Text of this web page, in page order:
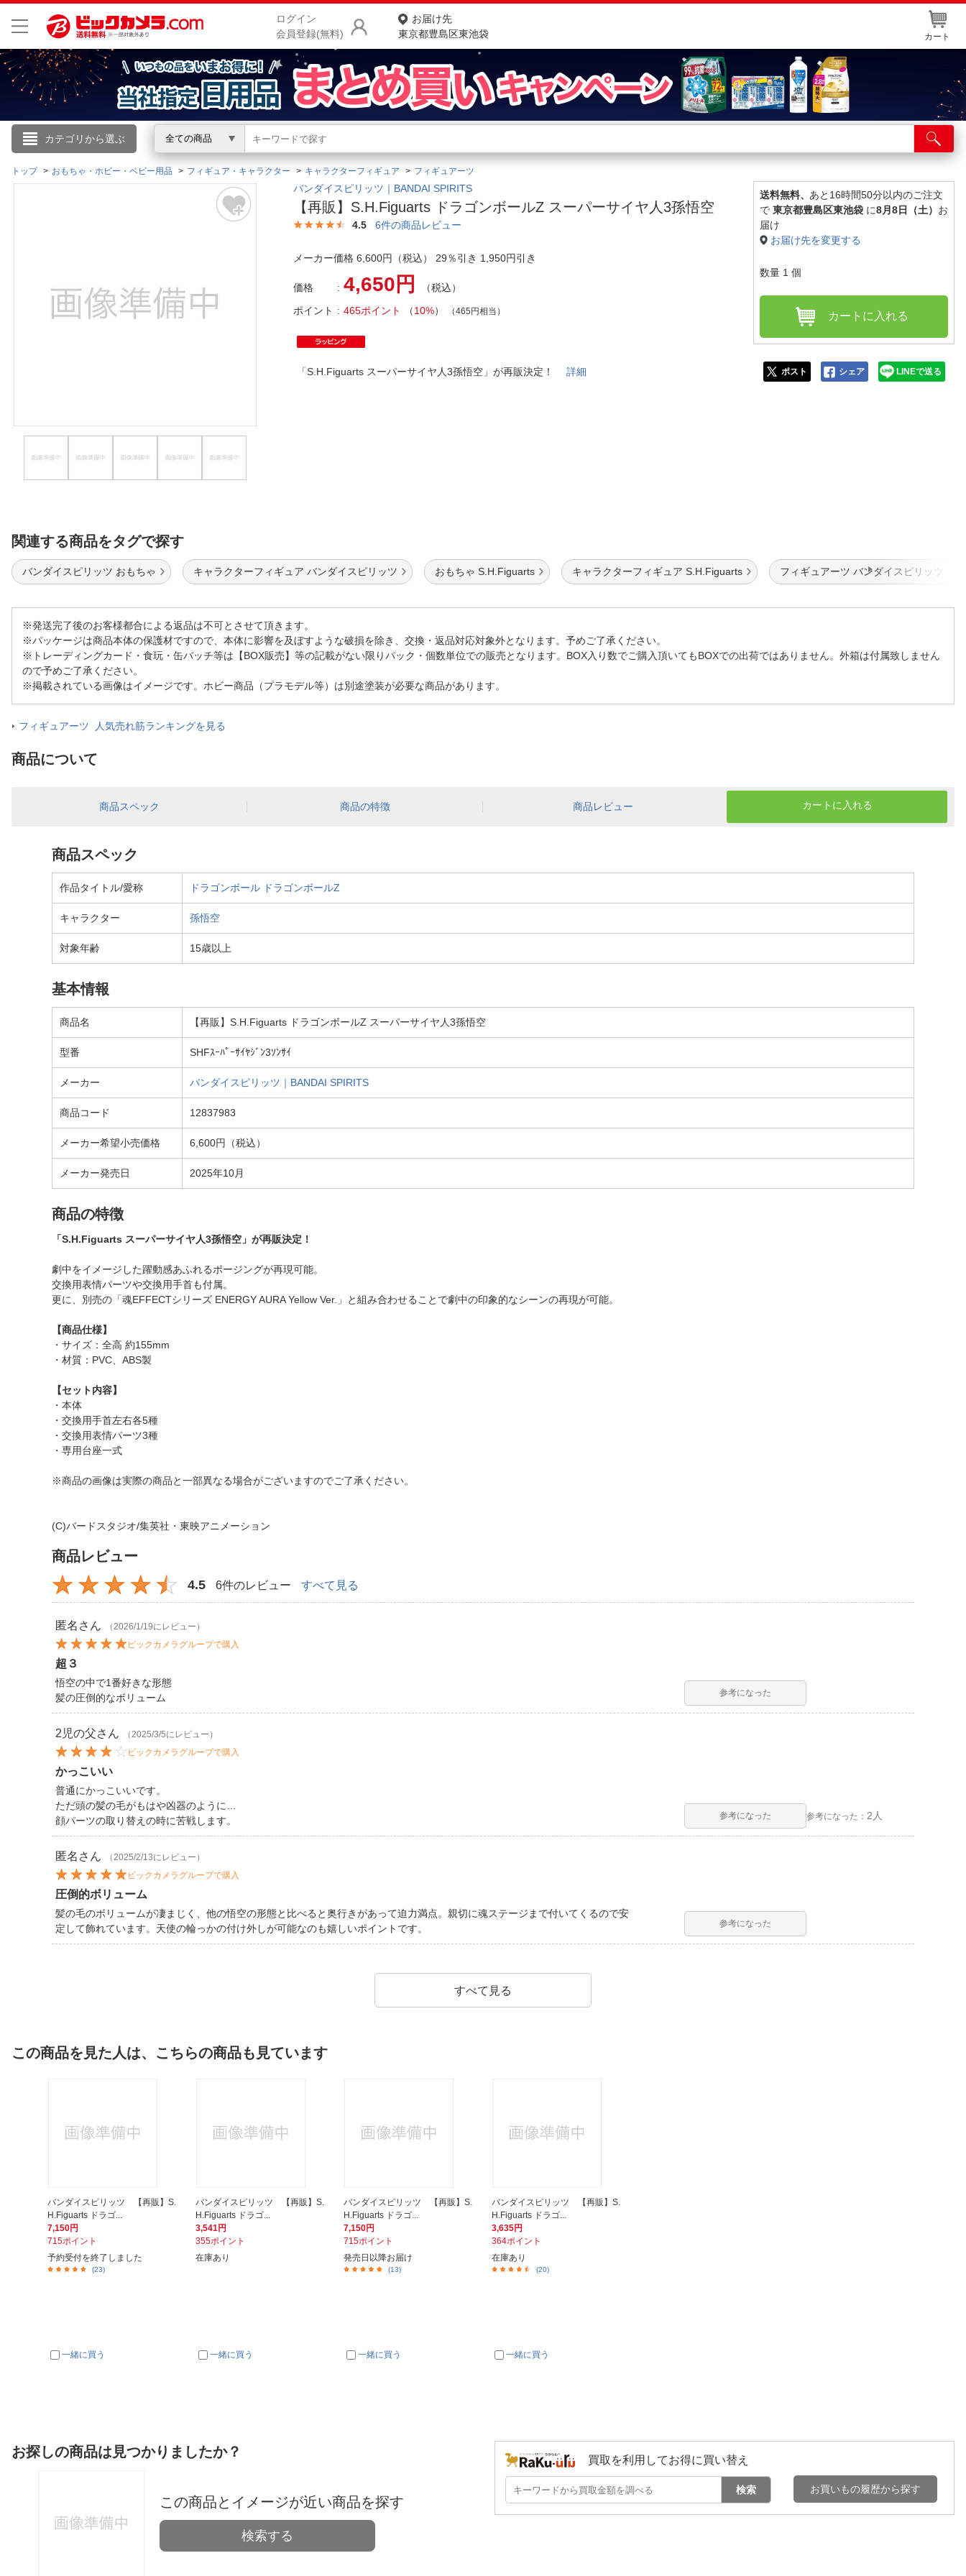
ログイン
会員登録(無料)
お届け先
東京都豊島区東池袋
カート
カテゴリから選ぶ 全ての商品
こんにちは
ログイン
閲覧履歴
商品をさがす
ランキングからさがす
カテゴリ一覧からさがす
お客様サポート
店舗サービス
ネット取り置き
店舗情報・店舗一覧
トップ おもちゃ・ホビー・ベビー用品 フィギュア・キャラクター キャラクターフィギュア フィギュアーツ
バンダイスピリッツ｜BANDAI SPIRITS
【再販】S.H.Figuarts ドラゴンボールZ スーパーサイヤ人3孫悟空
4.5 6件の商品レビュー
メーカー価格 6,600円（税込） 29％引き 1,950円引き
価格 4,650円
（税込）
ポイント
465ポイント （10%） （465円相当）
「S.H.Figuarts スーパーサイヤ人3孫悟空」が再販決定！詳細
送料無料、 あと16時間50分以内のご注文
で 東京都豊島区東池袋 に8月8日（土） お
届け
お届け先を変更する
数量 1 個
カートに入れる
ポスト シェア LINEで送る
関連する商品をタグで探す
バンダイスピリッツ おもちゃ キャラクターフィギュア バンダイスピリッツ おもちゃ S.H.Figuarts キャラクターフィギュア S.H.Figuarts フィギュアーツ バンダイスピリッツ
※発送完了後のお客様都合による返品は不可とさせて頂きます。
※パッケージは商品本体の保護材ですので、本体に影響を及ぼすような破損を除き、交換・返品対応対象外となります。予めご了承ください。
※トレーディングカード・食玩・缶バッチ等は【BOX販売】等の記載がない限りパック・個数単位での販売となります。BOX入り数でご購入頂いてもBOXでの出荷ではありません。外箱は付属致しません
ので予めご了承ください。
※掲載されている画像はイメージです。ホビー商品（プラモデル等）は別途塗装が必要な商品があります。
フィギュアーツ 人気売れ筋ランキングを見る
商品について
カートに入れる
商品スペック 商品の特徴 商品レビュー
商品スペック
作品タイトル/愛称 ドラゴンボール ドラゴンボールZ
キャラクター 孫悟空
対象年齢 15歳以上
基本情報
商品名 【再販】S.H.Figuarts ドラゴンボールZ スーパーサイヤ人3孫悟空
型番 SHFｽｰﾊﾟｰｻｲﾔｼﾞﾝ3ｿﾝｻｲ
メーカー バンダイスピリッツ｜BANDAI SPIRITS
商品コード 12837983
メーカー希望小売価格 6,600円（税込）
メーカー発売日 2025年10月
商品の特徴
「S.H.Figuarts スーパーサイヤ人3孫悟空」が再販決定！
劇中をイメージした躍動感あふれるポージングが再現可能。
交換用表情パーツや交換用手首も付属。
更に、別売の「魂EFFECTシリーズ ENERGY AURA Yellow Ver.」と組み合わせることで劇中の印象的なシーンの再現が可能。
【商品仕様】
・サイズ：全高 約155mm
・材質：PVC、ABS製
【セット内容】
・本体
・交換用手首左右各5種
・交換用表情パーツ3種
・専用台座一式
※商品の画像は実際の商品と一部異なる場合がございますのでご了承ください。
(C)バードスタジオ/集英社・東映アニメーション
商品レビュー
4.5 6件のレビュー すべて見る
匿名 さん
（2026/1/19にレビュー）
ビックカメラグループで購入
超３
悟空の中で1番好きな形態
髪の圧倒的なボリューム
参考になった
2児の父さん
（2025/3/5にレビュー）
ビックカメラグループで購入
かっこいい
普通にかっこいいです。
ただ頭の髪の毛がもはや凶器のように…
顔パーツの取り替えの時に苦戦します。
参考になった 参考になった：2人
匿名 さん
（2025/2/13にレビュー）
ビックカメラグループで購入
圧倒的ボリューム
髪の毛のボリュームが凄まじく、他の悟空の形態と比べると奥行きがあって迫力満点。親切に魂ステージまで付いてくるので安
定して飾れています。天使の輪っかの付け外しが可能なのも嬉しいポイントです。
参考になった
すべて見る
この商品を見た人は、こちらの商品も見ています
バンダイスピリッツ 【再販】S.
H.Figuarts ドラゴ...
7,150円
715ポイント
予約受付を終了しました
(23)
一緒に買う
バンダイスピリッツ 【再販】S.
H.Figuarts ドラゴ...
3,541円
355ポイント
在庫あり
一緒に買う
バンダイスピリッツ 【再販】S.
H.Figuarts ドラゴ...
7,150円
715ポイント
発売日以降お届け
(13)
一緒に買う
バンダイスピリッツ 【再販】S.
H.Figuarts ドラゴ...
3,635円
364ポイント
在庫あり
(20)
一緒に買う
お探しの商品は見つかりましたか？
この商品とイメージが近い商品を探す
検索する
買取を利用してお得に買い替え
検索 お買いもの履歴から探す